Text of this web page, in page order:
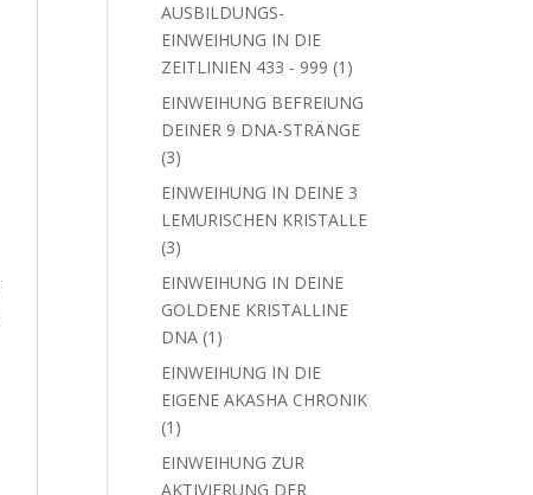
AUSBILDUNGS-
EINWEIHUNG IN DIE
ZEITLINIEN 433 - 999 1 1
Produkt
EINWEIHUNG BEFREIUNG
DEINER 9 DNA-STRÄNGE
33
Produkte
EINWEIHUNG IN DEINE 3
LEMURISCHEN KRISTALLE
33
Produkte
EINWEIHUNG IN DEINE
GOLDENE KRISTALLINE
DNA 1 1
Produkt
EINWEIHUNG IN DIE
EIGENE AKASHA CHRONIK
1 1
Produkt
EINWEIHUNG ZUR
AKTIVIERUNG DER